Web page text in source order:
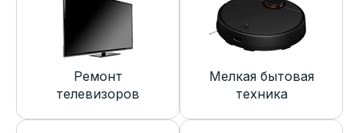
Ремонт
телевизоров
Мелкая бытовая
техника